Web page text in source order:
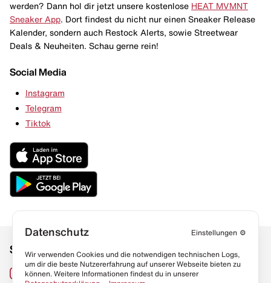
werden? Dann hol dir jetzt unsere kostenlose HEAT MVMNT
Sneaker App . Dort findest du nicht nur einen Sneaker Release
Kalender, sondern auch Restock Alerts, sowie Streetwear
Deals & Neuheiten. Schau gerne rein!
Social Media
Instagram
Telegram
Tiktok
Social Media
Instagram
Links
Sneaker Lexikon
Datenschutz Einstellungen ⚙️
Wir verwenden Cookies und die notwendigen technischen Logs,
um dir die beste Nutzererfahrung auf unserer Webseite bieten zu
können. Weitere Informationen findest du in unserer